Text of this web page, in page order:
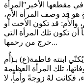
مقطعها الأخير"المرأة
هو قد وصف المرأة الأم،
والأُم: قد تكون الأخت أو
أن تكون تلك المرأة التي
خرج من رحمها...
ابنته فاطمة(ع) بـ(أُم
تلك المرأة العظيمة
فكانت لهُ زوجةً وأُماً، لا